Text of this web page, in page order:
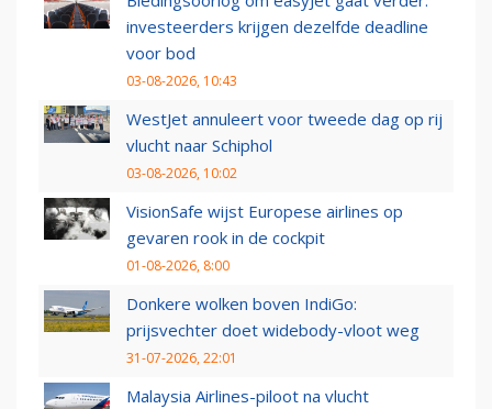
investeerders krijgen dezelfde deadline
voor bod
03-08-2026, 10:43
WestJet annuleert voor tweede dag op rij
vlucht naar Schiphol
03-08-2026, 10:02
VisionSafe wijst Europese airlines op
gevaren rook in de cockpit
01-08-2026, 8:00
Donkere wolken boven IndiGo:
prijsvechter doet widebody-vloot weg
31-07-2026, 22:01
Malaysia Airlines-piloot na vlucht